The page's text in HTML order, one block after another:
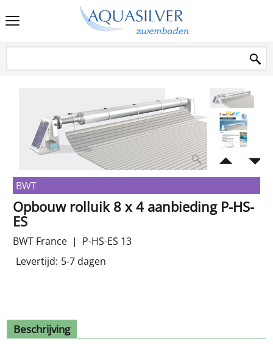
BWT
Opbouw rolluik 8 x 4 aanbieding P-HS-
ES
BWT France
P-HS-ES 13
Levertijd: 5-7 dagen
Beschrijving